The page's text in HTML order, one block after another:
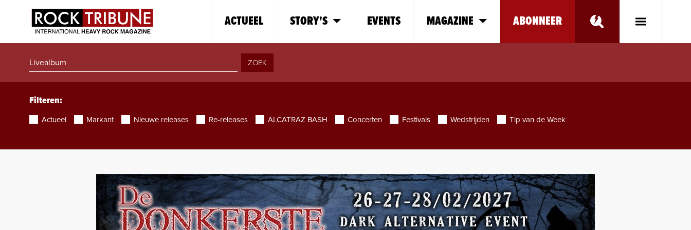
ACTUEEL STORY'S EVENTS MAGAZINE ABONNEER
Toggle
ZOEK
Filteren:
Actueel Markant Nieuwe releases Re-releases ALCATRAZ BASH Concerten Festivals Wedstrijden Tip van de Week